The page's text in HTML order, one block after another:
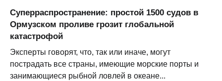
Суперраспространение: простой 1500 судов в
Ормузском проливе грозит глобальной
катастрофой
Эксперты говорят, что, так или иначе, могут
пострадать все страны, имеющие морские порты и
занимающиеся рыбной ловлей в океане...